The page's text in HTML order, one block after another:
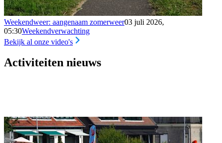
Weekendweer: aangenaam zomerweer03 juli 2026,
05:30Weekendverwachting
Bekijk al onze video's
Activiteiten nieuws